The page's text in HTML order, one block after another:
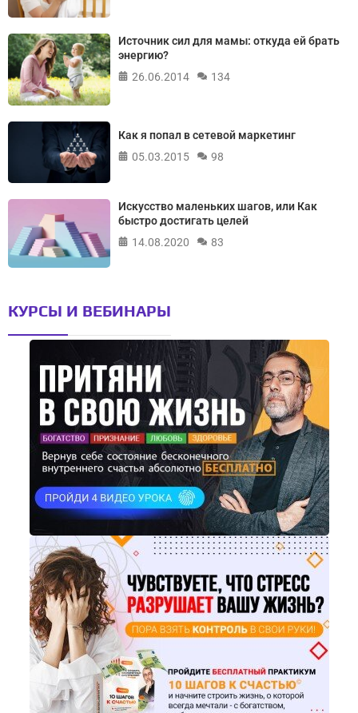
Источник сил для мамы: откуда ей брать
энергию?
26.06.2014
134
Как я попал в сетевой маркетинг
05.03.2015
98
Искусство маленьких шагов, или Как
быстро достигать целей
14.08.2020
83
КУРСЫ И ВЕБИНАРЫ